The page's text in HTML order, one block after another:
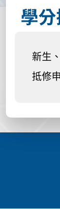
學
新生
抵修